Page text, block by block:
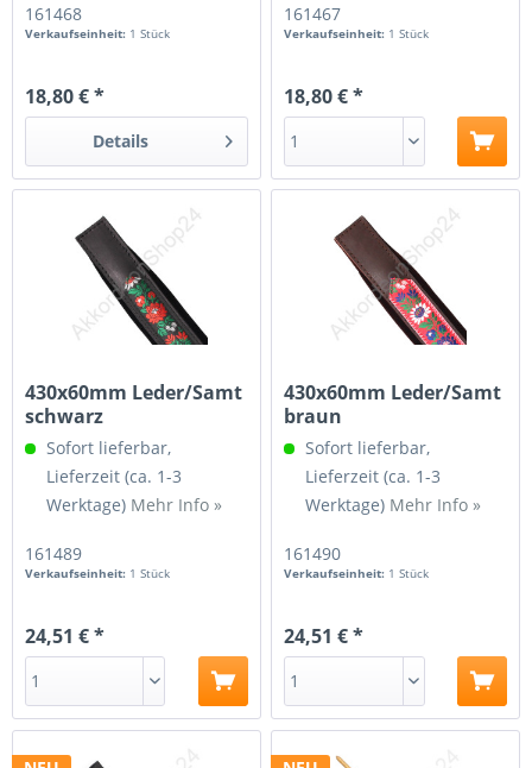
161468
Verkaufseinheit: 1 Stück
18,80 € *
Details
161467
Verkaufseinheit: 1 Stück
18,80 € *
430x60mm Leder/Samt
schwarz
Sofort lieferbar,
Lieferzeit (ca. 1-3
Werktage) Mehr Info »
161489
Verkaufseinheit: 1 Stück
24,51 € *
430x60mm Leder/Samt
braun
Sofort lieferbar,
Lieferzeit (ca. 1-3
Werktage) Mehr Info »
161490
Verkaufseinheit: 1 Stück
24,51 € *